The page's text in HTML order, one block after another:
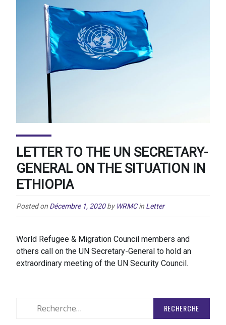
LETTER TO THE UN SECRETARY-
GENERAL ON THE SITUATION IN
ETHIOPIA
Posted on Décembre 1, 2020 by WRMC in Letter
World Refugee & Migration Council members and
others call on the UN Secretary-General to hold an
extraordinary meeting of the UN Security Council.